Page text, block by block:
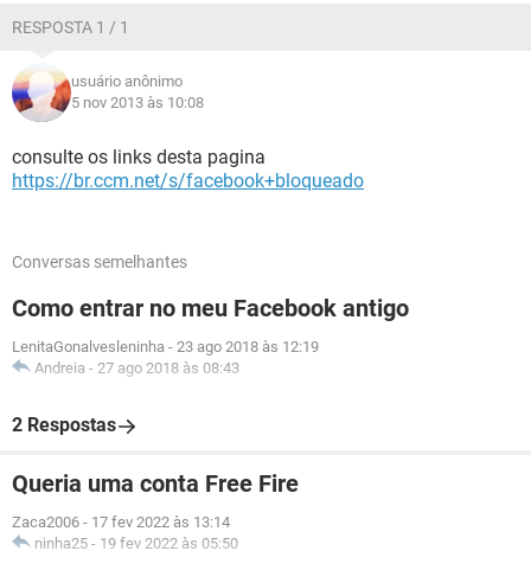
RESPOSTA 1 / 1
usuário anônimo
5 nov 2013 às 10:08
consulte os links desta pagina
https://br.ccm.net/s/facebook+bloqueado
Conversas semelhantes
Como entrar no meu Facebook antigo
LenitaGonalvesleninha - 23 ago 2018 às 12:19
Andreia - 27 ago 2018 às 08:43
2 Respostas
Queria uma conta Free Fire
Zaca2006 - 17 fev 2022 às 13:14
ninha25 - 19 fev 2022 às 05:50